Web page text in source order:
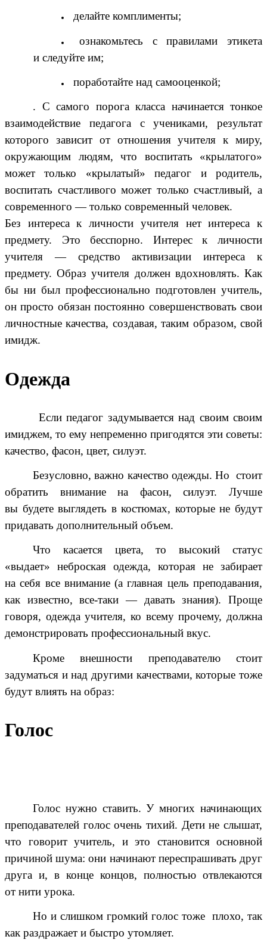
делайте комплименты;
ознакомьтесь с правилами этикета
и следуйте им;
поработайте над самооценкой;
. С самого порога класса начинается тонкое
взаимодействие педагога с учениками, результат
которого зависит от отношения учителя к миру,
окружающим людям, что воспитать «крылатого»
может только «крылатый» педагог и родитель,
воспитать счастливого может только счастливый, а
современного — только современный человек.
Без интереса к личности учителя нет интереса к
предмету. Это бесспорно. Интерес к личности
учителя — средство активизации интереса к
предмету. Образ учителя должен вдохновлять. Как
бы ни был профессионально подготовлен учитель,
он просто обязан постоянно совершенствовать свои
личностные качества, создавая, таким образом, свой
имидж.
Одежда
Если педагог задумывается над своим своим
имиджем, то ему непременно пригодятся эти советы:
качество, фасон, цвет, силуэт.
Безусловно, важно качество одежды. Но стоит
обратить внимание на фасон, силуэт. Лучше
вы будете выглядеть в костюмах, которые не будут
придавать дополнительный объем.
Что касается цвета, то высокий статус
«выдает» неброская одежда, которая не забирает
на себя все внимание (а главная цель преподавания,
как известно, все-таки — давать знания). Проще
говоря, одежда учителя, ко всему прочему, должна
демонстрировать профессиональный вкус.
Кроме внешности преподавателю стоит
задуматься и над другими качествами, которые тоже
будут влиять на образ:
Голос
Голос нужно ставить. У многих начинающих
преподавателей голос очень тихий. Дети не слышат,
что говорит учитель, и это становится основной
причиной шума: они начинают переспрашивать друг
друга и, в конце концов, полностью отвлекаются
от нити урока.
Но и слишком громкий голос тоже плохо, так
как раздражает и быстро утомляет.